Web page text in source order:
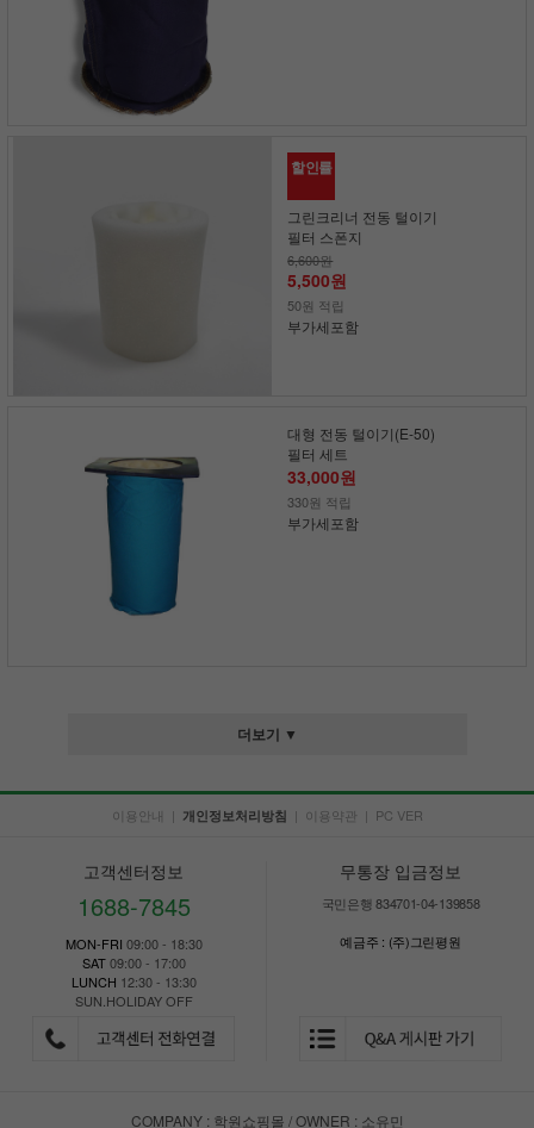
할인률
그린크리너 전동 털이기
필터 스폰지
6,600원
5,500원
50원 적립
부가세포함
대형 전동 털이기(E-50)
필터 세트
33,000원
330원 적립
부가세포함
더보기 ▼
이용안내 | 개인정보처리방침 | 이용약관 | PC VER
고객센터정보
1688-7845
MON-FRI 09:00 - 18:30
SAT09:00 - 17:00
LUNCH 12:30 - 13:30
SUN.HOLIDAY OFF
무통장 입금정보
국민은행 834701-04-139858
예금주 : (주)그린평원
COMPANY : 학원쇼핑몰 / OWNER : 소유민